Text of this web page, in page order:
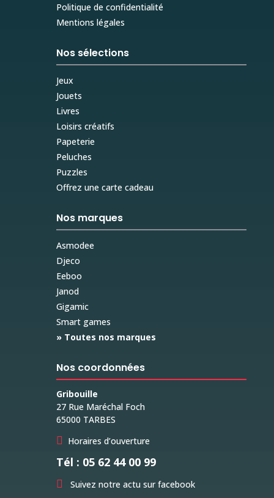
Politique de confidentialité
Mentions légales
Nos sélections
Jeux
Jouets
Livres
Loisirs créatifs
Papeterie
Peluches
Puzzles
Offrez une carte cadeau
Nos marques
Asmodee
Djeco
Eeboo
Janod
Gigamic
Smart games
» Toutes nos marques
Nos coordonnées
Gribouille
27 Rue Maréchal Foch
65000 TARBES
 Horaires d’ouverture
Tél : 05 62 44 00 99
 Suivez notre actu sur facebook